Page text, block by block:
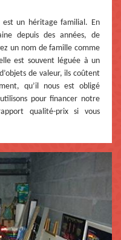
est un héritage familial. En
depuis des années, de
un nom de famille comme
est souvent léguée à un
de valeur, ils coûtent
qu’il nous est obligé
pour financer notre
qualité-prix si vous